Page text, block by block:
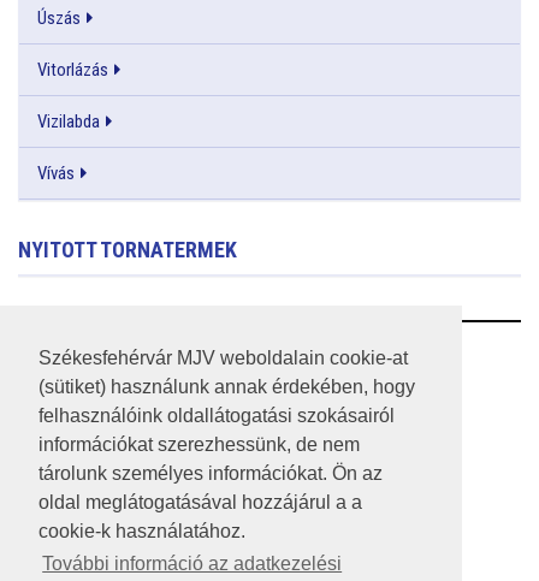
Székesfehérvár MJV weboldalain cookie-at
(sütiket) használunk annak érdekében, hogy
felhasználóink oldallátogatási szokásairól
információkat szerezhessünk, de nem
tárolunk személyes információkat. Ön az
oldal meglátogatásával hozzájárul a a
cookie-k használatához.
További információ az adatkezelési
Úszás
Vitorlázás
Vizilabda
Vívás
NYITOTT TORNATERMEK
RSS
A HONLAP 2017.03.31-I ÁLLAPOTA
JOGI NYILATKOZAT
IMPRESSZUM